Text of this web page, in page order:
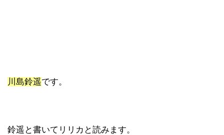
川島鈴遥です。
鈴遥と書いてリリカと読みます。